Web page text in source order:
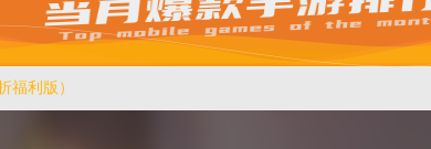
福利版）